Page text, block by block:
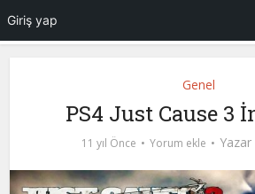
Genel
PS4 Just Cause 3
11 yıl Önce Yorum ekle Yazar
Giriş yap